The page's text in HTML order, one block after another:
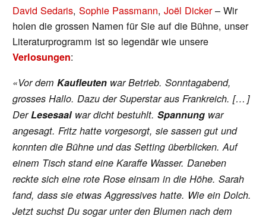
David Sedaris,Sophie Passmann,Joël Dicker– Wir
holen die grossen Namen für Sie auf die Bühne, unser
Literaturprogramm ist so legendär wie unsere
Verlosungen:
«Vor demKaufleuten war Betrieb. Sonntagabend,
grosses Hallo. Dazu der Superstar aus Frankreich.[… ]
DerLesesaal war dicht bestuhlt.Spannung war
angesagt. Fritz hatte vorgesorgt, sie sassen gut und
konnten die Bühne und das Setting überblicken. Auf
einem Tisch stand eine Karaffe Wasser. Daneben
reckte sich eine rote Rose einsam in die Höhe. Sarah
fand, dass sie etwas Aggressives hatte. Wie ein Dolch.
Jetzt suchst Du sogar unter den Blumen nach dem